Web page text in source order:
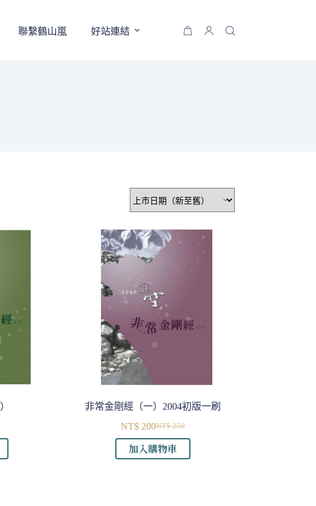
聯繫鶴山嵐 好站連結
購
非常金剛經（一）2004初版一刷
NT$250
始
價
NT$200
前
價
加入購物車